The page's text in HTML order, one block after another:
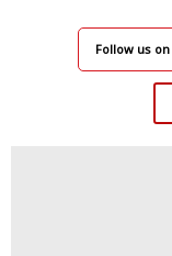
Follow us on